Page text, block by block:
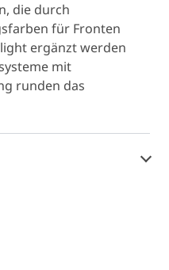
die durch
für Fronten
ergänzt werden
mit
runden das